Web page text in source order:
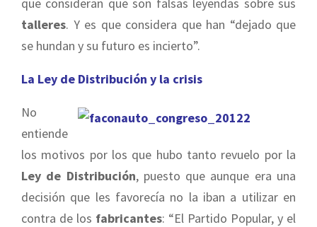
talleres. Y es que considera que han “dejado que
se hundan y su futuro es incierto”.
La Ley de Distribución y la crisis
No
entiende
los motivos por los que hubo tanto revuelo por la
Ley de Distribución, puesto que aunque era una
decisión que les favorecía no la iban a utilizar en
contra de los fabricantes: “El Partido Popular, y el